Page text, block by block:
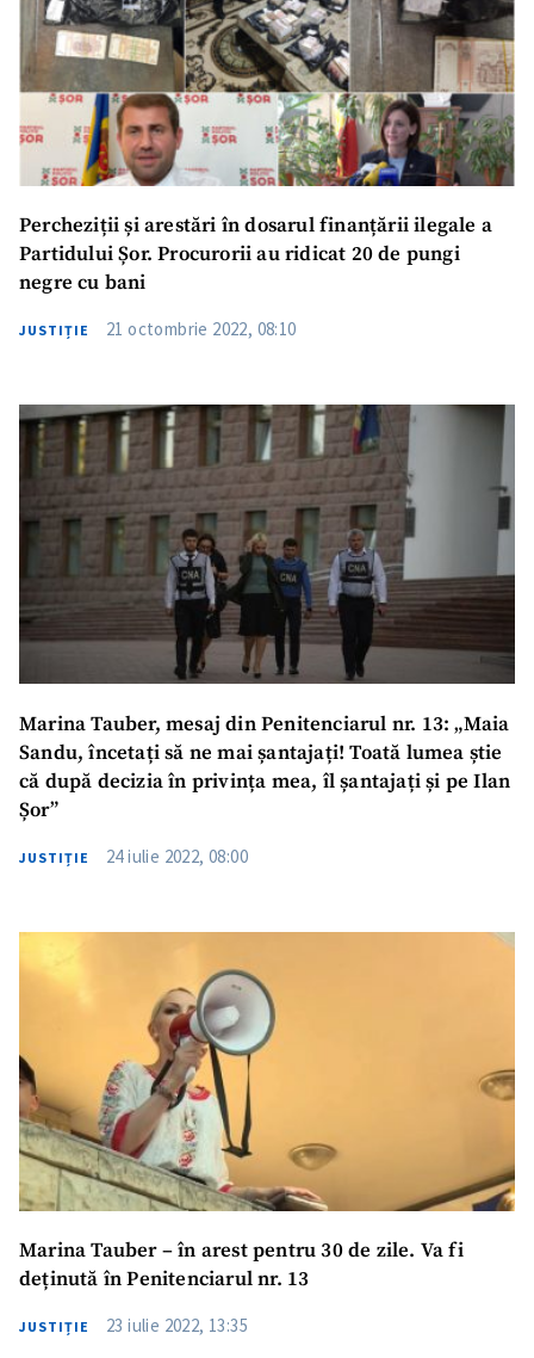
Percheziții și arestări în dosarul finanțării ilegale a
Partidului Șor. Procurorii au ridicat 20 de pungi
negre cu bani
JUSTIȚIE 21 octombrie 2022, 08:10
Marina Tauber, mesaj din Penitenciarul nr. 13: „Maia
Sandu, încetați să ne mai șantajați! Toată lumea știe
că după decizia în privința mea, îl șantajați și pe Ilan
Șor”
JUSTIȚIE 24 iulie 2022, 08:00
Marina Tauber – în arest pentru 30 de zile. Va fi
deținută în Penitenciarul nr. 13
JUSTIȚIE 23 iulie 2022, 13:35
ȘTIREA MEA
Titlu știre
+ Adaugă titlu